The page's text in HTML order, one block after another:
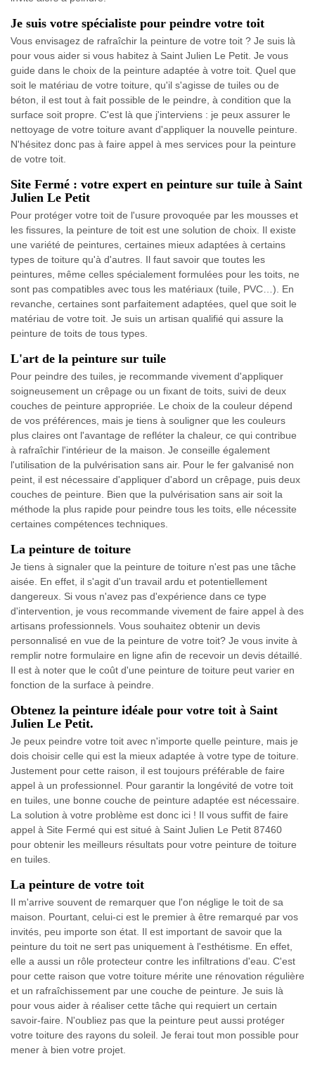
Je suis votre spécialiste pour peindre votre toit
Vous envisagez de rafraîchir la peinture de votre toit ? Je suis là
pour vous aider si vous habitez à Saint Julien Le Petit. Je vous
guide dans le choix de la peinture adaptée à votre toit. Quel que
soit le matériau de votre toiture, qu'il s'agisse de tuiles ou de
béton, il est tout à fait possible de le peindre, à condition que la
surface soit propre. C'est là que j'interviens : je peux assurer le
nettoyage de votre toiture avant d'appliquer la nouvelle peinture.
N'hésitez donc pas à faire appel à mes services pour la peinture
de votre toit.
Site Fermé : votre expert en peinture sur tuile à Saint
Julien Le Petit
Pour protéger votre toit de l'usure provoquée par les mousses et
les fissures, la peinture de toit est une solution de choix. Il existe
une variété de peintures, certaines mieux adaptées à certains
types de toiture qu'à d'autres. Il faut savoir que toutes les
peintures, même celles spécialement formulées pour les toits, ne
sont pas compatibles avec tous les matériaux (tuile, PVC…). En
revanche, certaines sont parfaitement adaptées, quel que soit le
matériau de votre toit. Je suis un artisan qualifié qui assure la
peinture de toits de tous types.
L'art de la peinture sur tuile
Pour peindre des tuiles, je recommande vivement d'appliquer
soigneusement un crêpage ou un fixant de toits, suivi de deux
couches de peinture appropriée. Le choix de la couleur dépend
de vos préférences, mais je tiens à souligner que les couleurs
plus claires ont l'avantage de refléter la chaleur, ce qui contribue
à rafraîchir l'intérieur de la maison. Je conseille également
l'utilisation de la pulvérisation sans air. Pour le fer galvanisé non
peint, il est nécessaire d'appliquer d'abord un crêpage, puis deux
couches de peinture. Bien que la pulvérisation sans air soit la
méthode la plus rapide pour peindre tous les toits, elle nécessite
certaines compétences techniques.
La peinture de toiture
Je tiens à signaler que la peinture de toiture n'est pas une tâche
aisée. En effet, il s'agit d'un travail ardu et potentiellement
dangereux. Si vous n'avez pas d'expérience dans ce type
d'intervention, je vous recommande vivement de faire appel à des
artisans professionnels. Vous souhaitez obtenir un devis
personnalisé en vue de la peinture de votre toit? Je vous invite à
remplir notre formulaire en ligne afin de recevoir un devis détaillé.
Il est à noter que le coût d'une peinture de toiture peut varier en
fonction de la surface à peindre.
Obtenez la peinture idéale pour votre toit à Saint
Julien Le Petit.
Je peux peindre votre toit avec n'importe quelle peinture, mais je
dois choisir celle qui est la mieux adaptée à votre type de toiture.
Justement pour cette raison, il est toujours préférable de faire
appel à un professionnel. Pour garantir la longévité de votre toit
en tuiles, une bonne couche de peinture adaptée est nécessaire.
La solution à votre problème est donc ici ! Il vous suffit de faire
appel à Site Fermé qui est situé à Saint Julien Le Petit 87460
pour obtenir les meilleurs résultats pour votre peinture de toiture
en tuiles.
La peinture de votre toit
Il m'arrive souvent de remarquer que l'on néglige le toit de sa
maison. Pourtant, celui-ci est le premier à être remarqué par vos
invités, peu importe son état. Il est important de savoir que la
peinture du toit ne sert pas uniquement à l'esthétisme. En effet,
elle a aussi un rôle protecteur contre les infiltrations d'eau. C'est
pour cette raison que votre toiture mérite une rénovation régulière
et un rafraîchissement par une couche de peinture. Je suis là
pour vous aider à réaliser cette tâche qui requiert un certain
savoir-faire. N'oubliez pas que la peinture peut aussi protéger
votre toiture des rayons du soleil. Je ferai tout mon possible pour
mener à bien votre projet.